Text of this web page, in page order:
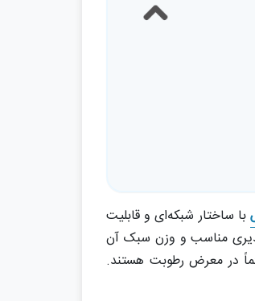
با ساختار شبکه‌ای و قابلیت
مناسب و وزن سبک آن
در معرض رطوبت هستند.